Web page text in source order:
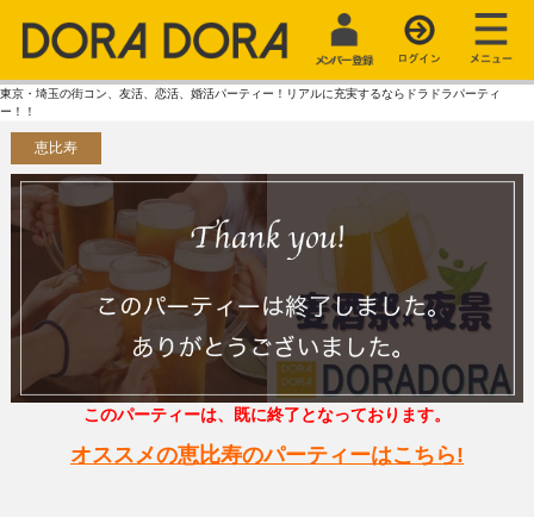
東京・埼玉の街コン、友活、恋活、婚活パーティー！リアルに充実するならドラドラパーティ
ー！！
恵比寿
このパーティーは、既に終了となっております。
オススメの恵比寿のパーティーはこちら!